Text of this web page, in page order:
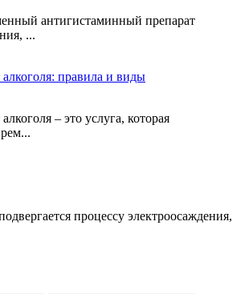
антигистаминный препарат
...
правила и виды
– это услуга, которая
процессу электроосаждения,